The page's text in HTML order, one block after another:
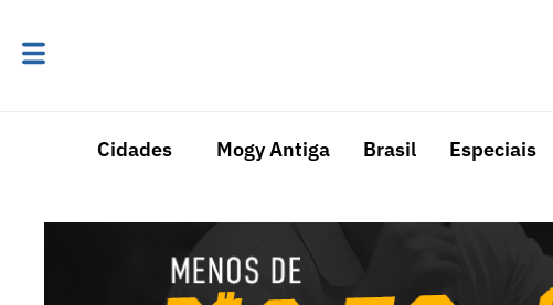
Cidades Mogy Antiga Brasil Especiais